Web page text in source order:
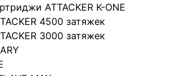
ATTACKER K-ONE
4500 затяжек
3000 затяжек